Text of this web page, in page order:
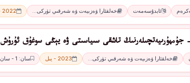
ئابدۇسەمەت خەلقئارا ۋەزىيەت ۋە شەرقىي تۈركى… 2022 - يىل
- جۇمھۇرىيەتچىلەرنىڭ تاشقى سىياسىتى ۋە يېڭى سوغۇق ئۇرۇش
خەلقئارا ۋەزىيەت ۋە شەرقىي تۈركى… 2023 - يىل سان: 1 - سان